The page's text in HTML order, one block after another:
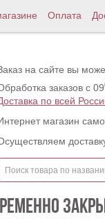
Оплата
на сайте вы
заказов с 09
по всей
магазин